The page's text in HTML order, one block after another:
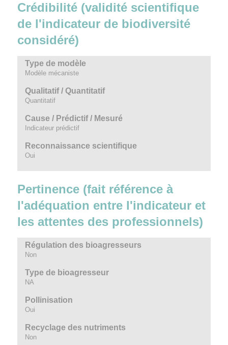
Crédibilité (validité scientifique
de l'indicateur de biodiversité
considéré)
Type de modèle
Modèle mécaniste
Qualitatif / Quantitatif
Quantitatif
Cause / Prédictif / Mesuré
Indicateur prédictif
Reconnaissance scientifique
Oui
Pertinence (fait référence à
l'adéquation entre l'indicateur et
les attentes des professionnels)
Régulation des bioagresseurs
Non
Type de bioagresseur
NA
Pollinisation
Oui
Recyclage des nutriments
Non